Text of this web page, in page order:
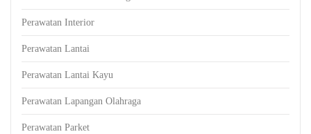
Perawatan Interior
Perawatan Lantai
Perawatan Lantai Kayu
Perawatan Lapangan Olahraga
Perawatan Parket